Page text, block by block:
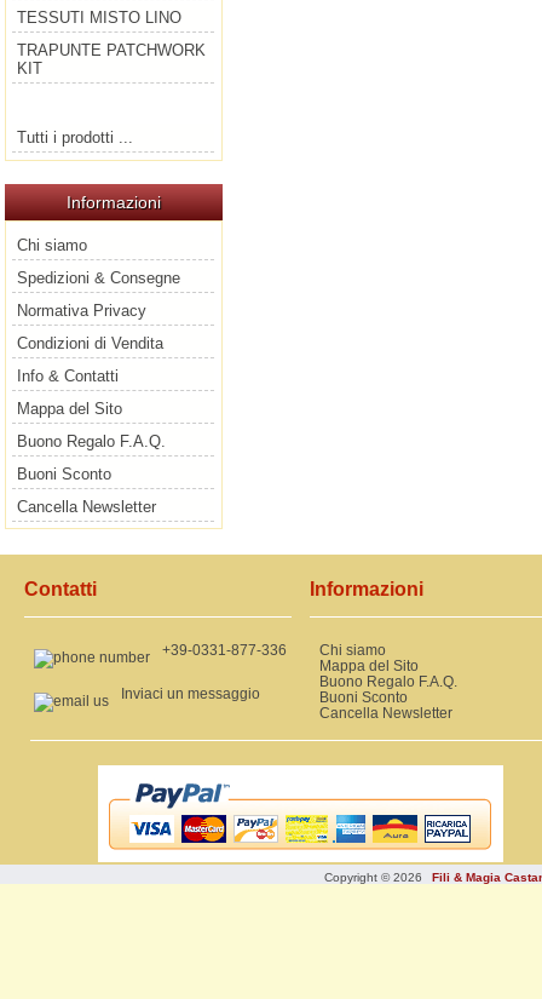
TESSUTI MISTO LINO
TRAPUNTE PATCHWORK
KIT
Tutti i prodotti ...
Informazioni
Chi siamo
Spedizioni & Consegne
Normativa Privacy
Condizioni di Vendita
Info & Contatti
Mappa del Sito
Buono Regalo F.A.Q.
Buoni Sconto
Cancella Newsletter
Contatti
+39-0331-877-336
Inviaci un messaggio
Informazioni
Chi siamo
Mappa del Sito
Buono Regalo F.A.Q.
Buoni Sconto
Cancella Newsletter
Copyright © 2026 Fili & Magia